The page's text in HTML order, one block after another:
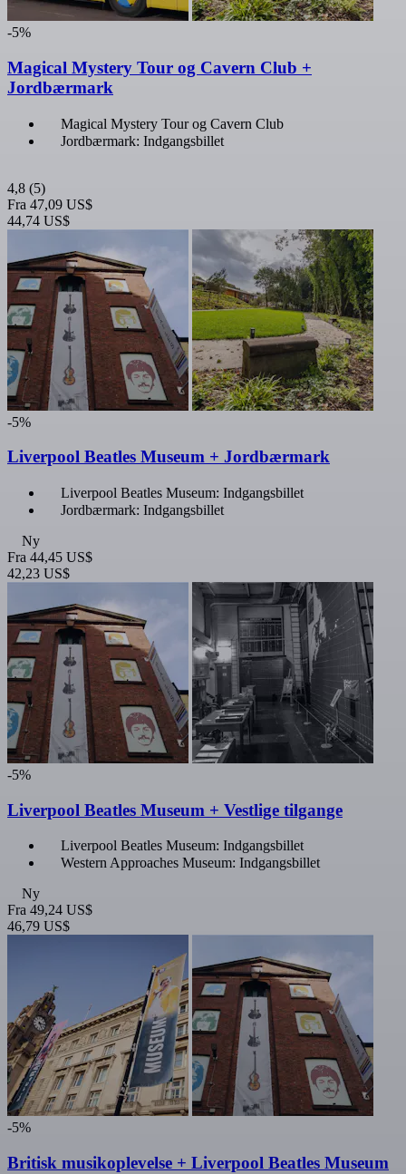
-5%
Magical Mystery Tour og Cavern Club +
Jordbærmark
Magical Mystery Tour og Cavern Club
Jordbærmark: Indgangsbillet
4,8 (5)
Fra 47,09 US$
44,74 US$
-5%
Liverpool Beatles Museum + Jordbærmark
Liverpool Beatles Museum: Indgangsbillet
Jordbærmark: Indgangsbillet
Ny
Fra 44,45 US$
42,23 US$
-5%
Liverpool Beatles Museum + Vestlige tilgange
Liverpool Beatles Museum: Indgangsbillet
Western Approaches Museum: Indgangsbillet
Ny
Fra 49,24 US$
46,79 US$
-5%
Britisk musikoplevelse + Liverpool Beatles Museum